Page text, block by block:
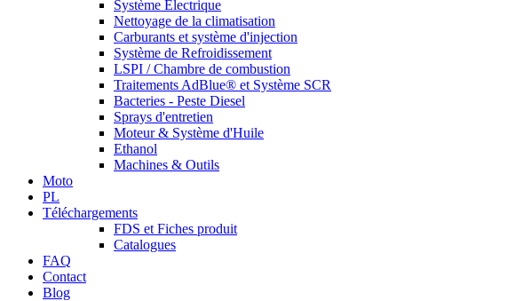
Système Electrique
Nettoyage de la climatisation
Carburants et système d'injection
Système de Refroidissement
LSPI / Chambre de combustion
Traitements AdBlue® et Système SCR
Bacteries - Peste Diesel
Sprays d'entretien
Moteur & Système d'Huile
Ethanol
Machines & Outils
Moto
PL
Téléchargements
FDS et Fiches produit
Catalogues
FAQ
Contact
Blog